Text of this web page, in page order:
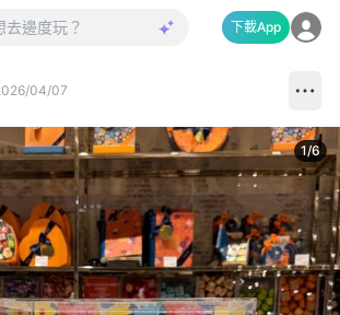
下載App
04/07
1/6